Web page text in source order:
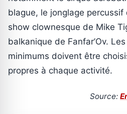
blague, le jonglage percussif
show clownesque de Mike
balkanique de Fanfar’Ov.
minimums doivent être
propres à chaque activité.
Source: